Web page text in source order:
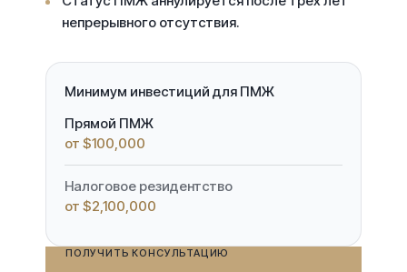
непрерывного отсутствия.
ПОЛУЧИТЬ КОНСУЛЬТАЦИЮ
Минимум инвестиций для ПМЖ
Прямой ПМЖ
от $100,000
Налоговое резидентство
от $2,100,000